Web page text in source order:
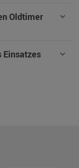
Oldtimer
Einsatzes